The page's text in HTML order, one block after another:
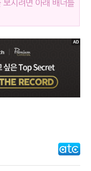
시려면 아래 배너를